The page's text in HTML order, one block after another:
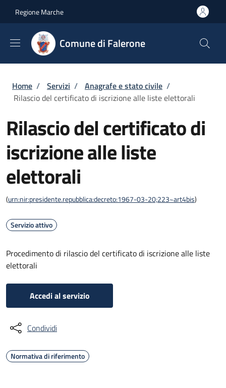
Regione Marche
Comune di Falerone
Briciole di pane
Home / Servizi / Anagrafe e stato civile /
Rilascio del certificato di iscrizione alle liste elettorali
Rilascio del certificato di
iscrizione alle liste
elettorali
(urn:nir:presidente.repubblica:decreto:1967-03-20;223~art4bis)
Servizio attivo
Procedimento di rilascio del certificato di iscrizione alle liste
elettorali
Accedi al servizio
Condividi
Normativa di riferimento